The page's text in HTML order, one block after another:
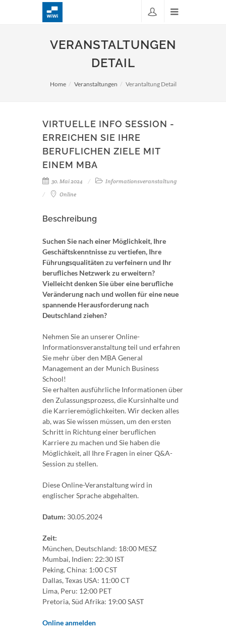
VERANSTALTUNGEN
DETAIL
Home Veranstaltungen Verantaltung Detail
VIRTUELLE INFO SESSION -
ERREICHEN SIE IHRE
BERUFLICHEN ZIELE MIT
EINEM MBA
30. Mai 2024
Informationsveranstaltung
Online
Beschreibung
Suchen Sie nach einer Möglichkeit, Ihre
Geschäftskenntnisse zu vertiefen, Ihre
Führungsqualitäten zu verfeinern und Ihr
berufliches Netzwerk zu erweitern?
Vielleicht denken Sie über eine berufliche
Veränderung nach und wollen für eine neue
spannende Herausforderung nach
Deutschland ziehen?
Nehmen Sie an unserer Online-
Informationsveranstaltung teil und erfahren
Sie mehr über den MBA General
Management an der Munich Business
School!
Sie erhalten ausführliche Informationen über
den Zulassungsprozess, die Kursinhalte und
die Karrieremöglichkeiten. Wir decken alles
ab, was Sie wissen müssen, um den ersten
Schritt in Richtung einer beruflichen
Karriere zu machen und Sie haben die
Möglichkeit, all Ihre Fragen in einer Q&A-
Session zu stellen.
Diese Online-Veranstaltung wird in
englischer Sprache abgehalten.
Datum: 30.05.2024
Zeit:
München, Deutschland: 18:00 MESZ
Mumbai, Indien: 22:30 IST
Peking, China: 1:00 CST
Dallas, Texas USA: 11:00 CT
Lima, Peru: 12:00 PET
Pretoria, Süd Afrika: 19:00 SAST
Online anmelden